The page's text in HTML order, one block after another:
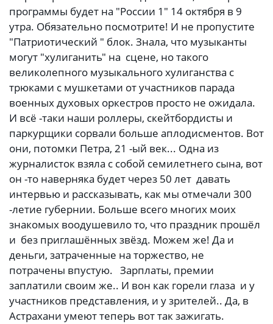
программы будет на "России 1" 14 октября в 9
утра. Обязательно посмотрите! И не пропустите
"Патриотический " блок. Знала, что музыканты
могут "хулиганить" на сцене, но такого
великолепного музыкального хулиганства с
трюками с мушкетами от участников парада
военных духовых оркестров просто не ожидала.
И всё -таки наши роллеры, скейтбордисты и
паркурщики сорвали больше аплодисментов. Вот
они, потомки Петра, 21 -ый век... Одна из
журналисток взяла с собой семилетнего сына, вот
он -то наверняка будет через 50 лет давать
интервью и рассказывать, как мы отмечали 300
-летие губернии. Больше всего многих моих
знакомых воодушевило то, что праздник прошёл
и без приглашённых звёзд. Можем же! Да и
деньги, затраченные на торжество, не
потрачены впустую. Зарплаты, премии
заплатили своим же.. И вон как горели глаза и у
участников представления, и у зрителей.. Да, в
Астрахани умеют теперь вот так зажигать.